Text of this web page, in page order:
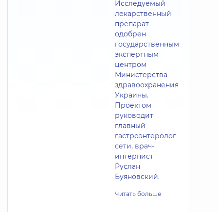
Исследуемый
лекарственный
препарат
одобрен
государственным
экспертным
центром
Министерства
здравоохранения
Украины.
Проектом
руководит
главный
гастроэнтеролог
сети, врач-
интернист
Руслан
Буяновский.
Читать больше